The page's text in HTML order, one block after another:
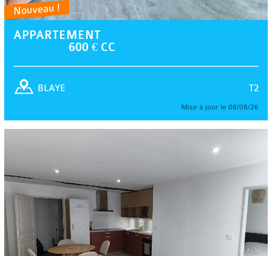
Nouveau !
APPARTEMENT
600 € CC
T2
BLAYE
Mise à jour le 08/08/26